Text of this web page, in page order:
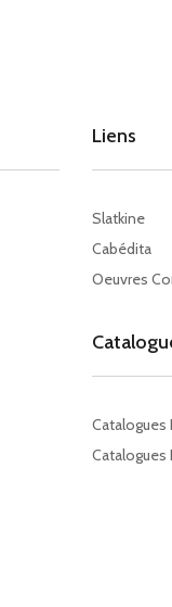
Liens
Slatkine
Cabédita
Oeuvres
Catalogues
Catalogues